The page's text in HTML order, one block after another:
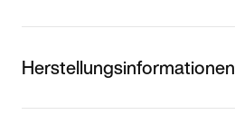
Herstellungsinformationen